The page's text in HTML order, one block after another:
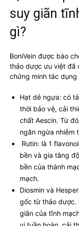
suy giãn
gì?
BoniVein được bào
thảo dược ưu việt đã
chứng minh tác dụng
Hạt dẻ ngựa: có
thời bảo vệ, cải
chất Aescin. Từ
ngăn ngừa nhiễm
Rutin: là 1
bền và gia tăng
bền của thành
mạch.
Diosmin và
gốc từ thảo dược.
giãn của tĩnh